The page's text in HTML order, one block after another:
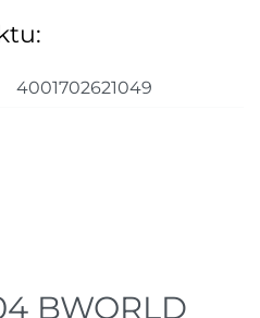
4001702621049
BWORLD